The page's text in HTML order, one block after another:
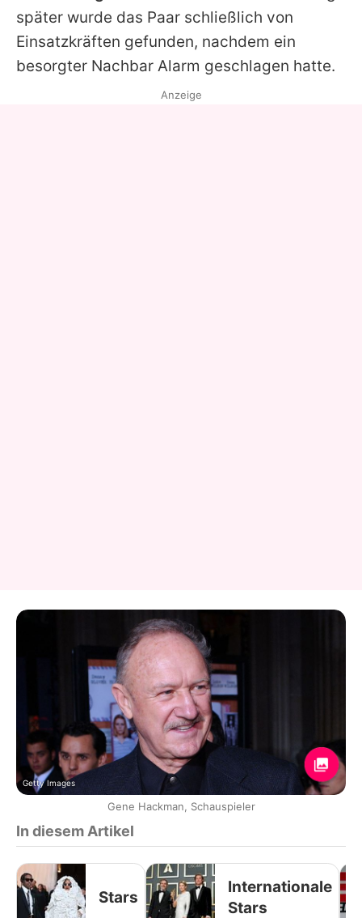
später wurde das Paar schließlich von
Einsatzkräften gefunden, nachdem ein
besorgter Nachbar Alarm geschlagen hatte.
Anzeige
Getty Images
Gene Hackman, Schauspieler
In diesem Artikel
Stars
Internationale
Stars